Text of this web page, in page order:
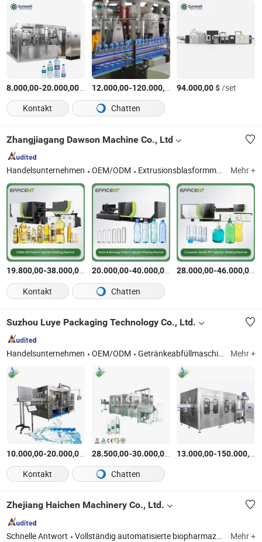
8.000,00-20.000,00$ /Stück
12.000,00-120.000,00 $/Satz
94.000,00$/set
Kontakt
Chatten
Zhangjiagang Dawson Machine Co., Ltd
Handelsunternehmen OEM/ODM Extrusionsblasformmaschine, Blasformmaschine, HDPE-Blasformmaschine, IBC-Blasformmaschine, Vorform-Injektionsformmaschine, Injektionsblasformmaschine Mehr +
19.800,00-38.000,00 $ /Satz
20.000,00-40.000,00 $ /Satz
28.000,00-46.000,00 $
Kontakt
Chatten
Suzhou Luye Packaging Technology Co., Ltd.
Handelsunternehmen OEM/ODM Getränkeabfüllmaschine, Etikettiermaschine, Wasseraufbereitungssystem, Flaschenblasmaschine, Multifunktionsverpackungsmaschinen Mehr +
10.000,00-20.000,00 $ /Satz
28.500,00-30.000,00 $ /Satz
13.000,00-150.000,00
Kontakt
Chatten
Zhejiang Haichen Machinery Co., Ltd.
Schnelle Antwort Vollständig automatisierte biopharmazeutische Verpackung, biopharmazeutische Verpackung, flüssige pharmazeutische Verpackung, pharmazeutische Verpackung Mehr +